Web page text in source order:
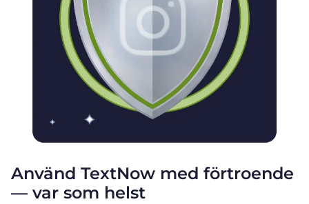
Använd TextNow med förtroende
— var som helst